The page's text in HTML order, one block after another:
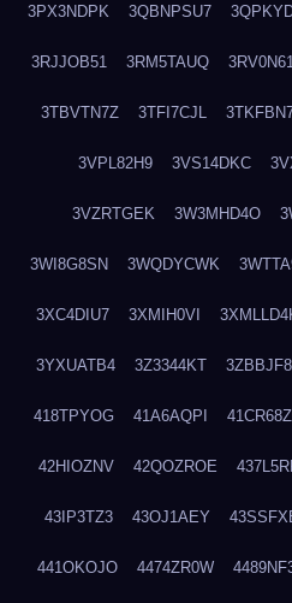
3PX3NDPK 3QBNPSU7
3RJJOB51 3RM5TAUQ
3TBVTN7Z 3TFI7CJL
3VPL82H9 3VS14DKC
3VZRTGEK 3W3MHD4O
3WI8G8SN 3WQDYCWK
3XC4DIU7 3XMIH0VI
3YXUATB4 3Z3344KT
418TPYOG 41A6AQPI
42HIOZNV 42QOZROE
43IP3TZ3 43OJ1AEY
441OKOJO 4474ZR0W